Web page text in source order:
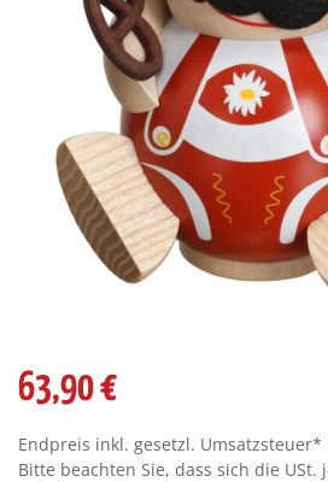
63,90 €
Endpreis inkl. gesetzl. Umsatzsteuer*
Bitte beachten Sie, dass sich die USt.